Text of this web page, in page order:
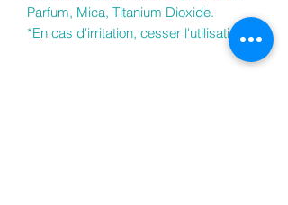
Parfum, Mica, Titanium Dioxide.
*En cas d'irritation, cesser l'utilisation